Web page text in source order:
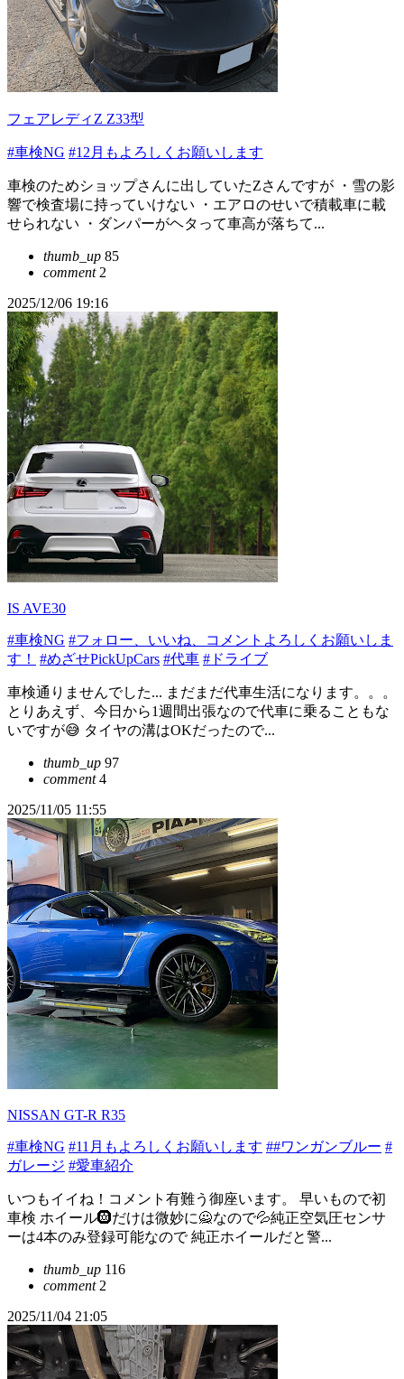
フェアレディZ Z33型
#車検NG #12月もよろしくお願いします
車検のためショップさんに出していたZさんですが ・雪の影
響で検査場に持っていけない ・エアロのせいで積載車に載
せられない ・ダンパーがヘタって車高が落ちて...
thumb_up 85
comment2
2025/12/06 19:16
IS AVE30
#車検NG #フォロー、いいね、コメントよろしくお願いしま
す！
#めざせPickUpCars #代車 #ドライブ
車検通りませんでした... まだまだ代車生活になります。。。
とりあえず、今日から1週間出張なので代車に乗ることもな
いですが😅 タイヤの溝はOKだったので...
thumb_up 97
comment4
2025/11/05 11:55
NISSAN GT-R R35
#車検NG #11月もよろしくお願いします ##ワンガンブルー #
ガレージ #愛車紹介
いつもイイね！コメント有難う御座います。 早いもので初
車検 ホイール🛞だけは微妙に🙅なので💦純正空気圧センサ
ーは4本のみ登録可能なので 純正ホイールだと警...
thumb_up 116
comment2
2025/11/04 21:05